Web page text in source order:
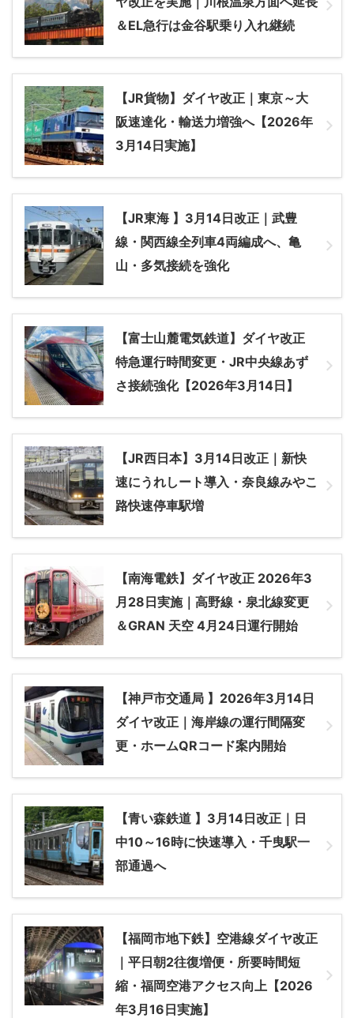
＆EL急行は金谷駅乗り入れ継続
【JR貨物】ダイヤ改正｜東京～大
阪速達化・輸送力増強へ【2026年
3月14日実施】
【JR東海 】3月14日改正｜武豊
線・関西線全列車4両編成へ、亀
山・多気接続を強化
【富士山麓電気鉄道】ダイヤ改正
特急運行時間変更・JR中央線あず
さ接続強化【2026年3月14日】
【JR西日本】3月14日改正｜新快
速にうれしート導入・奈良線みやこ
路快速停車駅増
【南海電鉄】ダイヤ改正 2026年3
月28日実施｜高野線・泉北線変更
＆GRAN 天空 4月24日運行開始
【神戸市交通局 】2026年3月14日
ダイヤ改正｜海岸線の運行間隔変
更・ホームQRコード案内開始
【青い森鉄道 】3月14日改正｜日
中10～16時に快速導入・千曳駅一
部通過へ
【福岡市地下鉄】空港線ダイヤ改正
｜平日朝2往復増便・所要時間短
縮・福岡空港アクセス向上【2026
年3月16日実施】